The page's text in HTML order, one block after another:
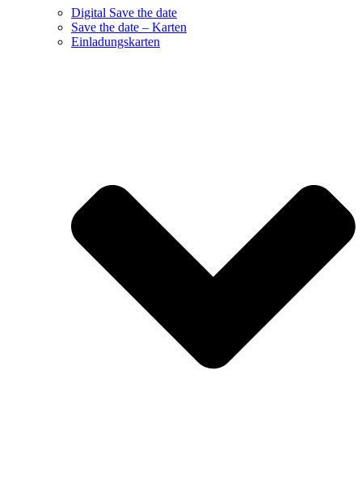
Digital Save the date
Save the date – Karten
Einladungskarten